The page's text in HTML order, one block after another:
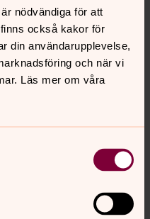
nödvändiga för att
också kakor för
din användarupplevelse,
och när vi
Läs mer om våra
på sidans